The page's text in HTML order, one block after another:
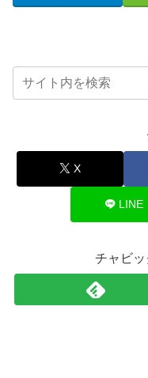
X
LINE
チャビ